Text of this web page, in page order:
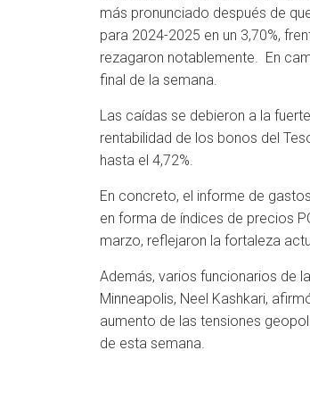
más pronunciado después de
para 2024-2025 en un 3,70%,
rezagaron notablemente. En
final de la semana.
Las caídas se debieron a la
rentabilidad de los bonos del
hasta el 4,72%.
En concreto, el informe de
en forma de índices de precios
marzo, reflejaron la fortaleza
Además, varios funcionarios de
Minneapolis, Neel Kashkari,
aumento de las tensiones
de esta semana.